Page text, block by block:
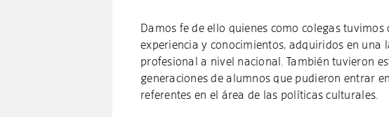
Damos fe de ello quienes como colegas
experiencia y conocimientos, adquiridos en una
profesional a nivel nacional. También tuvieron
generaciones de alumnos que pudieron entrar
referentes en el área de las políticas culturales.